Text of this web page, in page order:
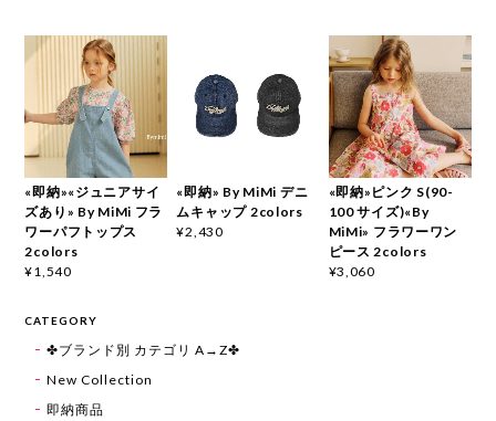
«即納»«ジュニアサイ
ズあり» By MiMi フラ
ワーパフトップス
2colors
¥1,540
«即納» By MiMi デニ
ムキャップ 2colors
¥2,430
«即納»ピンク S(90-
100 サイズ)«By
MiMi» フラワーワン
ピース 2colors
¥3,060
CATEGORY
✤ブランド別 カテゴリ A→Z✤
New Collection
即納商品